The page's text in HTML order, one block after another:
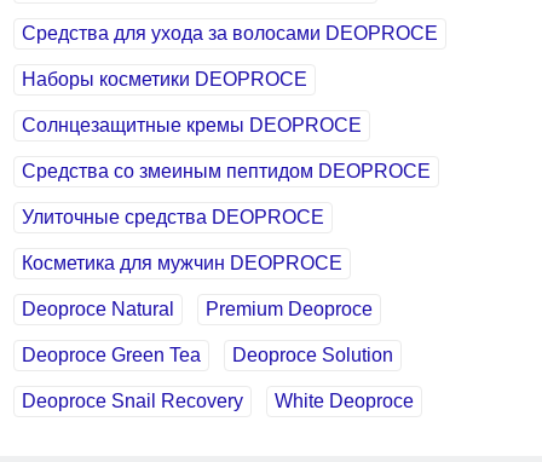
Средства для ухода за волосами DEOPROCE
Наборы косметики DEOPROCE
Солнцезащитные кремы DEOPROCE
Средства со змеиным пептидом DEOPROCE
Улиточные средства DEOPROCE
Косметика для мужчин DEOPROCE
Deoproce Natural Premium Deoproce
Deoproce Green Tea Deoproce Solution
Deoproce Snail Recovery White Deoproce